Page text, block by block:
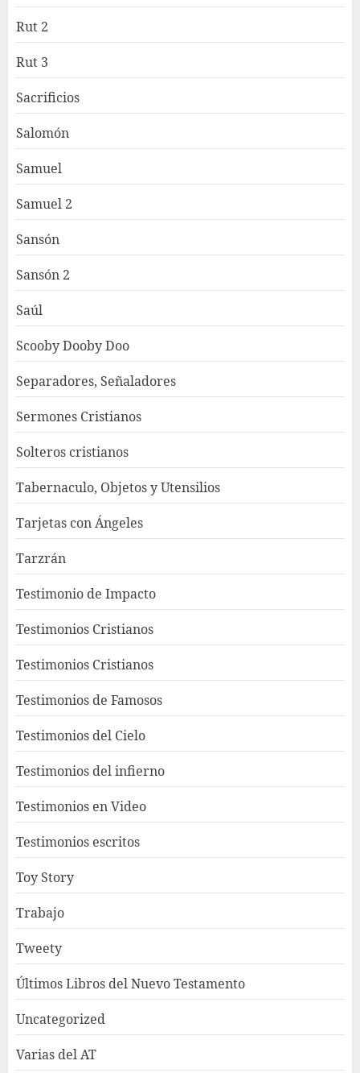
Rut 2
Rut 3
Sacrificios
Salomón
Samuel
Samuel 2
Sansón
Sansón 2
Saúl
Scooby Dooby Doo
Separadores, Señaladores
Sermones Cristianos
Solteros cristianos
Tabernaculo, Objetos y Utensilios
Tarjetas con Ángeles
Tarzrán
Testimonio de Impacto
Testimonios Cristianos
Testimonios Cristianos
Testimonios de Famosos
Testimonios del Cielo
Testimonios del infierno
Testimonios en Video
Testimonios escritos
Toy Story
Trabajo
Tweety
Últimos Libros del Nuevo Testamento
Uncategorized
Varias del AT